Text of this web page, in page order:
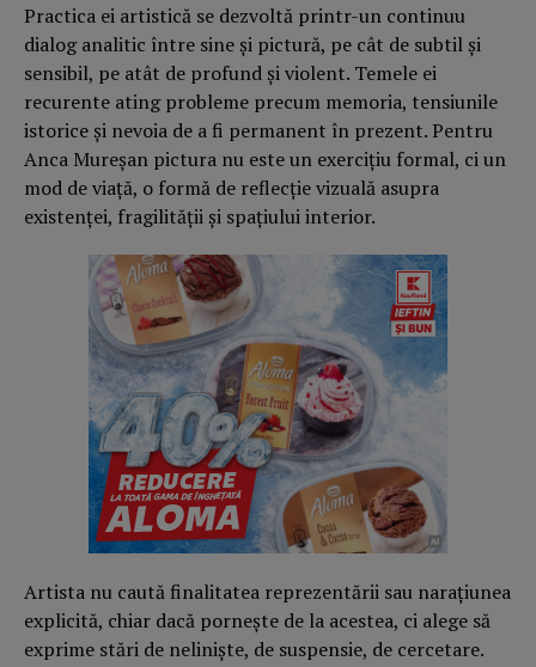
Practica ei artistică se dezvoltă printr-un continuu
dialog analitic între sine și pictură, pe cât de subtil și
sensibil, pe atât de profund și violent. Temele ei
recurente ating probleme precum memoria, tensiunile
istorice și nevoia de a fi permanent în prezent. Pentru
Anca Mureșan pictura nu este un exercițiu formal, ci un
mod de viață, o formă de reflecție vizuală asupra
existenței, fragilității și spațiului interior.
Artista nu caută finalitatea reprezentării sau narațiunea
explicită, chiar dacă pornește de la acestea, ci alege să
exprime stări de neliniște, de suspensie, de cercetare.